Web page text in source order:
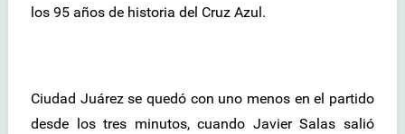
los 95 años de historia del Cruz Azul.
Ciudad Juárez se quedó con uno menos en el partido
desde los tres minutos, cuando Javier Salas salió